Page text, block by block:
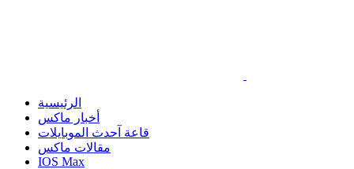
الرئيسية
أخبار ماكس
قاعة آحدث الموبايلات
مقالات ماكس
IOS Max